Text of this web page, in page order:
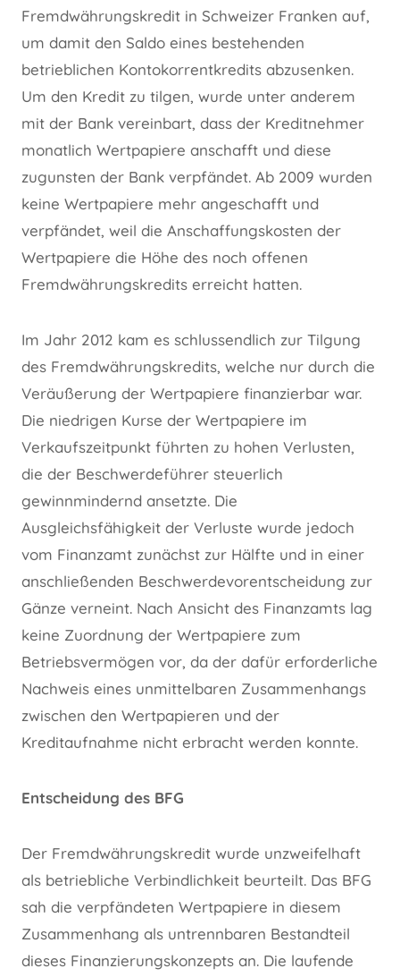
Fremdwährungskredit in Schweizer Franken auf,
um damit den Saldo eines bestehenden
betrieblichen Kontokorrentkredits abzusenken.
Um den Kredit zu tilgen, wurde unter anderem
mit der Bank vereinbart, dass der Kreditnehmer
monatlich Wertpapiere anschafft und diese
zugunsten der Bank verpfändet. Ab 2009 wurden
keine Wertpapiere mehr angeschafft und
verpfändet, weil die Anschaffungskosten der
Wertpapiere die Höhe des noch offenen
Fremdwährungskredits erreicht hatten.
Im Jahr 2012 kam es schlussendlich zur Tilgung
des Fremdwährungskredits, welche nur durch die
Veräußerung der Wertpapiere finanzierbar war.
Die niedrigen Kurse der Wertpapiere im
Verkaufszeitpunkt führten zu hohen Verlusten,
die der Beschwerdeführer steuerlich
gewinnmindernd ansetzte. Die
Ausgleichsfähigkeit der Verluste wurde jedoch
vom Finanzamt zunächst zur Hälfte und in einer
anschließenden Beschwerdevorentscheidung zur
Gänze verneint. Nach Ansicht des Finanzamts lag
keine Zuordnung der Wertpapiere zum
Betriebsvermögen vor, da der dafür erforderliche
Nachweis eines unmittelbaren Zusammenhangs
zwischen den Wertpapieren und der
Kreditaufnahme nicht erbracht werden konnte.
Entscheidung des BFG
Der Fremdwährungskredit wurde unzweifelhaft
als betriebliche Verbindlichkeit beurteilt. Das BFG
sah die verpfändeten Wertpapiere in diesem
Zusammenhang als untrennbaren Bestandteil
dieses Finanzierungskonzepts an. Die laufende